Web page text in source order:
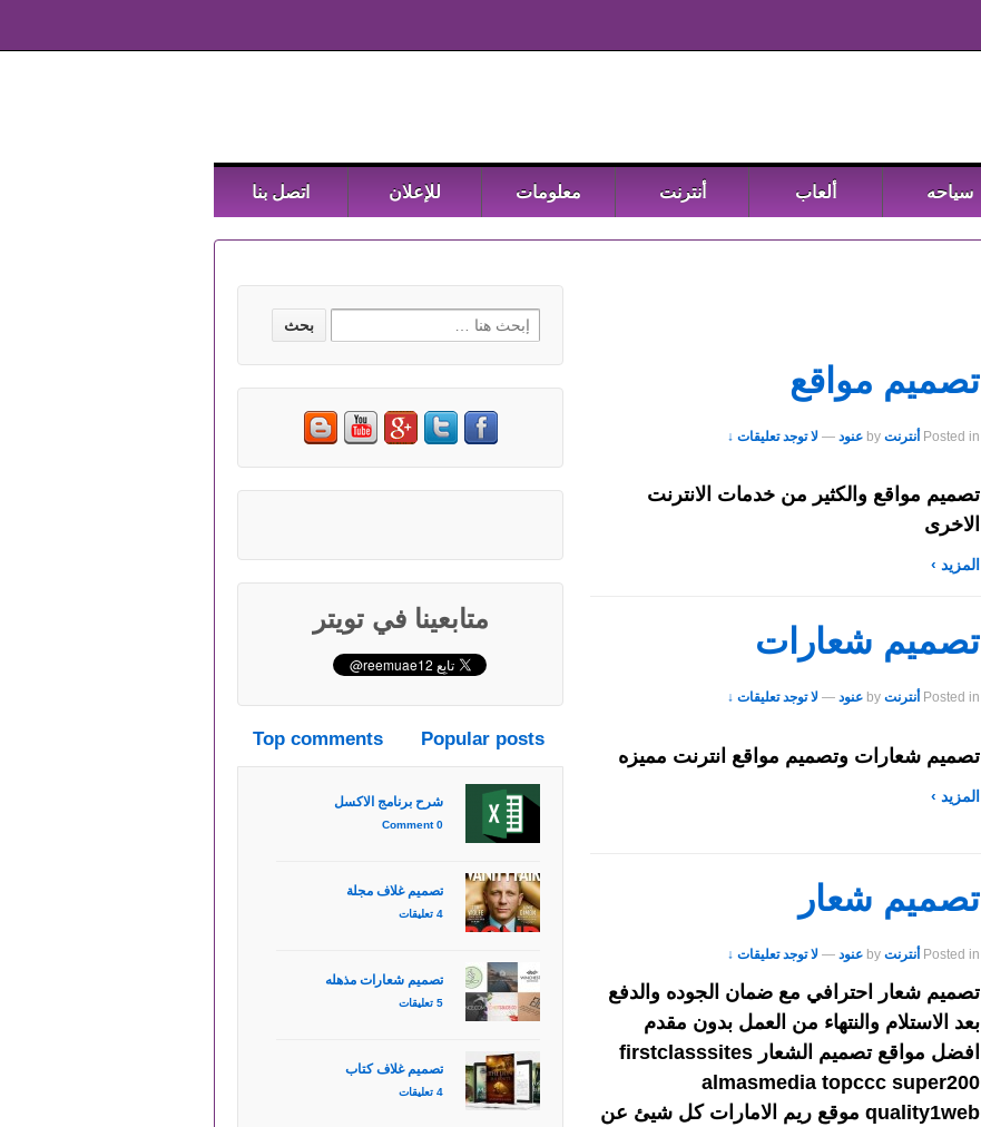
سياحه ألعاب أنترنت معلومات للإعلان اتصل بنا
تصميم مواقع
Posted in أنترنت by عنود — لا توجد تعليقات ↓
تصميم مواقع والكثير من خدمات الانترنت
الاخرى
المزيد ›
تصميم شعارات
Posted in أنترنت by عنود — لا توجد تعليقات ↓
تصميم شعارات وتصميم مواقع انترنت مميزه
المزيد ›
تصميم شعار
Posted in أنترنت by عنود — لا توجد تعليقات ↓
تصميم شعار احترافي مع ضمان الجوده والدفع
بعد الاستلام والنتهاء من العمل بدون مقدم
افضل مواقع تصميم الشعار firstclasssites
almasmedia topccc super200
quality1web موقع ريم الامارات كل شيئ عن
Search for:
متابعينا في تويتر
Popular posts
Top comments
شرح برنامج الاكسل
0 Comment
تصميم غلاف مجلة
4 تعليقات
تصميم شعارات مذهله
5 تعليقات
تصميم غلاف كتاب
4 تعليقات